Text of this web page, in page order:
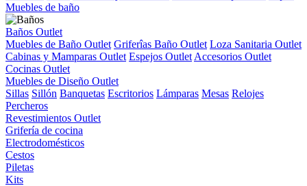
Muebles de baño
Baños Outlet
Muebles de Baño Outlet Griferîas Baño Outlet Loza Sanitaria Outlet
Cabinas y Mamparas Outlet Espejos Outlet Accesorios Outlet
Cocinas Outlet
Muebles de Diseño Outlet
Sillas Sillón Banquetas Escritorios Lámparas Mesas Relojes
Percheros
Revestimientos Outlet
Grifería de cocina
Electrodomésticos
Cestos
Piletas
Kits